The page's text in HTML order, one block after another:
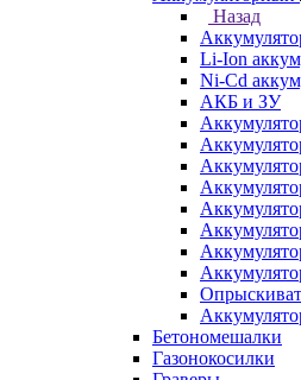
Назад
Li-Ion
Ni-Cd
АКБ и ЗУ
Бетономешалки
Газонокосилки